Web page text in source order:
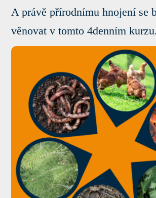
A právě přírodnímu hnojení se
věnovat v tomto 4denním kurzu.